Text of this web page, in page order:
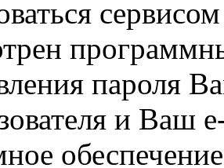
пароля
и Ваш